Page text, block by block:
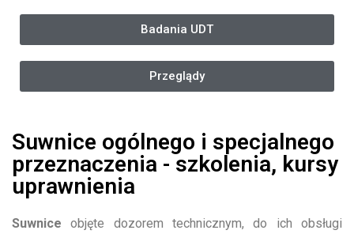
Badania UDT
Przeglądy
Suwnice ogólnego i specjalnego
przeznaczenia - szkolenia, kursy
uprawnienia
Suwniceobjęte dozorem technicznym, do ich obsługi